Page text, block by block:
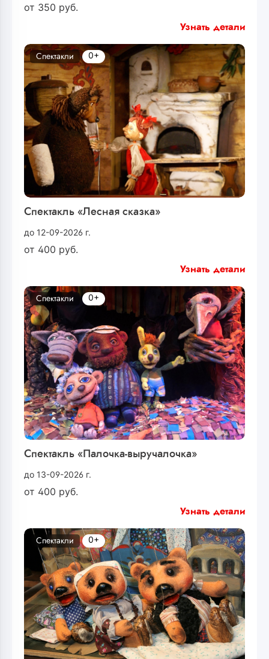
от 350 руб.
Узнать детали
Спектакль «Лесная сказка»
до 12-09-2026 г.
от 400 руб.
Спектакли 0+
Узнать детали
Спектакль «Палочка-выручалочка»
до 13-09-2026 г.
от 400 руб.
Спектакли 0+
Узнать детали
Спектакли 0+